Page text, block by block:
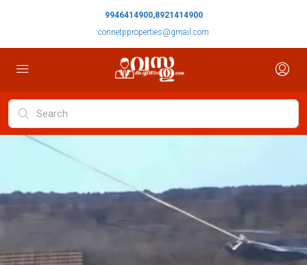
9946414900,8921414900
connetpproperties@gmail.com